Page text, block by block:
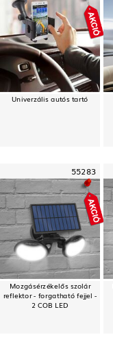
Univerzális autós tartó
55283
Mozgásérzékelős szolár
reflektor - forgatható fejjel -
2 COB LED